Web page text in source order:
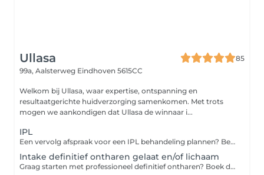
Ullasa
85
99a, Aalsterweg Eindhoven 5615CC
Welkom bij Ullasa, waar expertise, ontspanning en
resultaatgerichte huidverzorging samenkomen. Met trots
mogen we aankondigen dat Ullasa de winnaar i...
IPL
Een vervolg afspraak voor een IPL behandeling plannen? Bel even naar de salon, een medewerken pland uw vervolgafspraak in. Nieuw voor deze behandeling? Plan dan online een intake gesprek in.
Intake definitief ontharen gelaat en/of lichaam
Graag starten met professioneel definitief ontharen? Boek dan nu bij een ervaren deskundige je intake gesprek in. De kosten van het intake gesprek ontvang je als korting bij het starten van de behandelingen. Ben je al onder behandeling en wil je een nieuwe afspraak plannen of wijzigen? Bel of mail dan naar de salon.